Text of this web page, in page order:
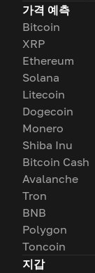
가격 예측
Bitcoin
XRP
Ethereum
Solana
Litecoin
Dogecoin
Monero
Shiba Inu
Bitcoin Cash
Avalanche
Tron
BNB
Polygon
Toncoin
지갑